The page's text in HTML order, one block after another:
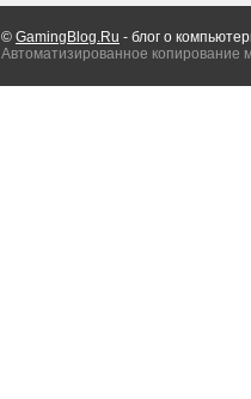
© GamingBlog.Ru - блог о
Автоматизированное копирование